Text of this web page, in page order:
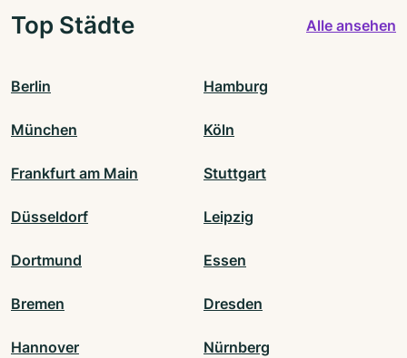
Top Städte Alle ansehen
Berlin Hamburg
München Köln
Frankfurt am Main Stuttgart
Düsseldorf Leipzig
Dortmund Essen
Bremen Dresden
Hannover Nürnberg